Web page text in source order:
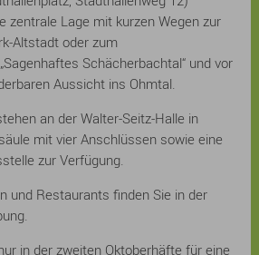
zentrale Lage mit kurzen Wegen zur
Altstadt oder zum
Schächerbachtal“ und vor
Aussicht ins Ohmtal.
an der Walter-Seitz-Halle in
mit vier Anschlüssen sowie eine
zur Verfügung.
und Restaurants finden Sie in der
in der zweiten Oktoberhäfte für eine